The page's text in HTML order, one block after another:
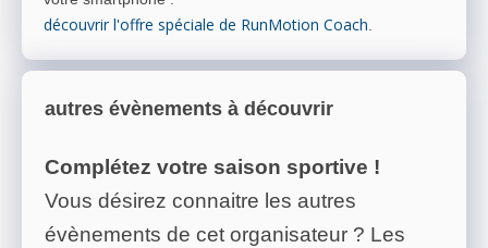
découvrir l'offre spéciale de RunMotion Coach.
autres évènements à découvrir
Complétez votre saison sportive !
Vous désirez connaitre les autres
évènements de cet organisateur ? Les